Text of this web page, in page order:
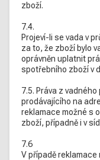
zboží.
7.4.
Projeví-li se vada v
za to, že zboží bylo
oprávněn uplatnit
spotřebního zboží v
7.5. Práva z
prodávajícího na
reklamace možné s
zboží, případně i v
7.6
V případě